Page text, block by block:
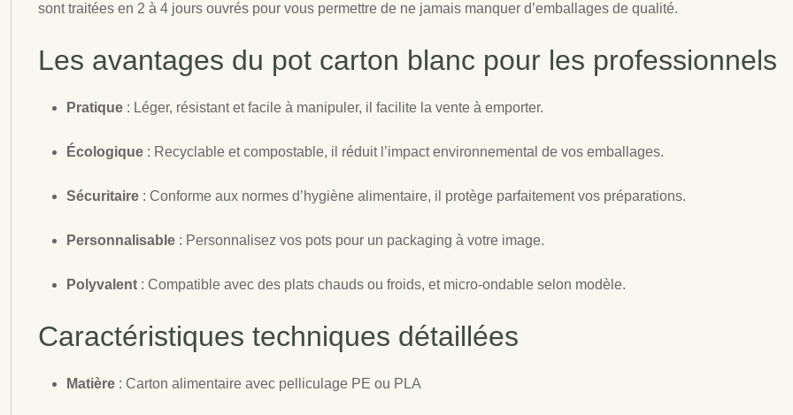
sont traitées en 2 à 4 jours ouvrés pour vous permettre de ne jamais manquer d’emballages de qualité.
Les avantages du pot carton blanc pour les professionnels
Pratique : Léger, résistant et facile à manipuler, il facilite la vente à emporter.
Écologique : Recyclable et compostable, il réduit l’impact environnemental de vos emballages.
Sécuritaire : Conforme aux normes d’hygiène alimentaire, il protège parfaitement vos préparations.
Personnalisable : Personnalisez vos pots pour un packaging à votre image.
Polyvalent : Compatible avec des plats chauds ou froids, et micro-ondable selon modèle.
Caractéristiques techniques détaillées
Matière : Carton alimentaire avec pelliculage PE ou PLA